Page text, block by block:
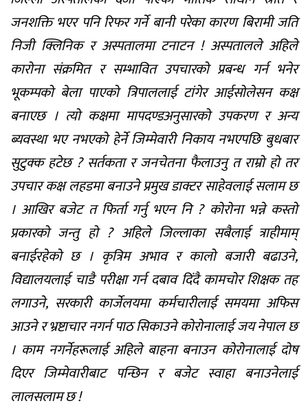
जनशक्ति भएर पनि रिफर गर्ने बानी परेका कारण बिरामी जति
निजी क्लिनिक र अस्पतालमा टनाटन ! अस्पतालले अहिले
कारोना संक्रमित र सम्भावित उपचारको प्रबन्ध गर्न भनेर
भूकम्पको बेला पाएको त्रिपाललाई टांगेर आईसोलेसन कक्ष
बनाएछ । त्यो कक्षमा मापदण्डअनुसारको उपकरण र अन्य
ब्यवस्था भए नभएको हेर्ने जिम्मेवारी निकाय नभएपछि बुधबार
सुटुक्क हटेछ ? सर्तकता र जनचेतना फैलाउनु त राम्रो हो तर
उपचार कक्ष लहडमा बनाउने प्रमुख डाक्टर साहेवलाई सलाम छ
। आखिर बजेट त फिर्ता गर्नु भएन नि ? कोरोना भन्ने कस्तो
प्रकारको जन्तु हो ? अहिले जिल्लाका सबैलाई त्राहीमाम्
बनाईरहेको छ । कृत्रिम अभाव र कालो बजारी बढाउने,
विद्यालयलाई चाडै परीक्षा गर्न दबाव दिंदै कामचोर शिक्षक तह
लगाउने, सरकारी कार्जेलयमा कर्मचारीलाई समयमा अफिस
आउने र भ्रष्टाचार नगर्न पाठ सिकाउने कोरोनालाई जय नेपाल छ
। काम नगर्नेहरूलाई अहिले बाहना बनाउन कोरोनालाई दोष
दिएर जिम्मेवारीबाट पन्छिन र बजेट स्वाहा बनाउनेलाई
लालसलाम छ !